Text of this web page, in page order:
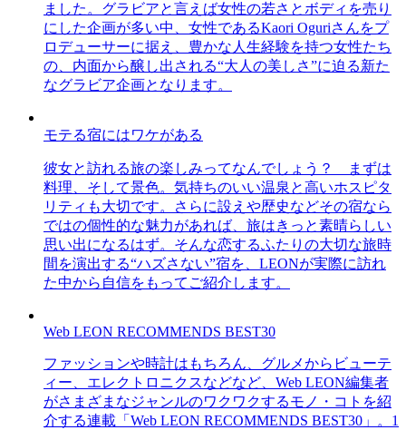
ました。グラビアと言えば女性の若さとボディを売り
にした企画が多い中、女性であるKaori Oguriさんをプ
ロデューサーに据え、豊かな人生経験を持つ女性たち
の、内面から醸し出される“大人の美しさ”に迫る新た
なグラビア企画となります。
モテる宿にはワケがある
彼女と訪れる旅の楽しみってなんでしょう？ まずは
料理、そして景色。気持ちのいい温泉と高いホスピタ
リティも大切です。さらに設えや歴史などその宿なら
ではの個性的な魅力があれば、旅はきっと素晴らしい
思い出になるはず。そんな恋するふたりの大切な旅時
間を演出する“ハズさない”宿を、LEONが実際に訪れ
た中から自信をもってご紹介します。
Web LEON RECOMMENDS BEST30
ファッションや時計はもちろん、グルメからビューテ
ィー、エレクトロニクスなどなど、Web LEON編集者
がさまざまなジャンルのワクワクするモノ・コトを紹
介する連載「Web LEON RECOMMENDS BEST30」。1